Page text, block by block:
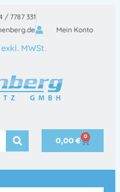
/ 7787 331
Mein Konto
exkl. MWSt.
0,00€ 0